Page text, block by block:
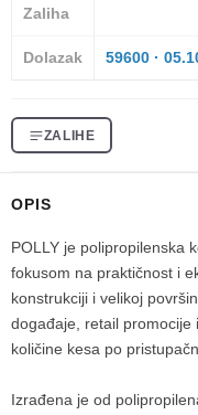
Zaliha
Dolazak 59600 ·
ZALIHE
OPIS
POLLY je polipropilenska
fokusom na praktičnost i
konstrukciji i velikoj
događaje, retail promocije
količine kesa po
Izrađena je od